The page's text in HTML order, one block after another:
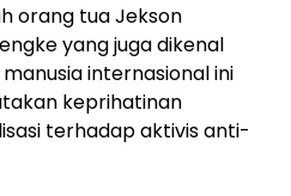
orang tua Jekson
yang juga dikenal
internasional ini
keprihatinan
terhadap aktivis anti-